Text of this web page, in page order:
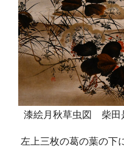
漆絵月秋草虫図 柴田
左上三枚の葛の葉の下